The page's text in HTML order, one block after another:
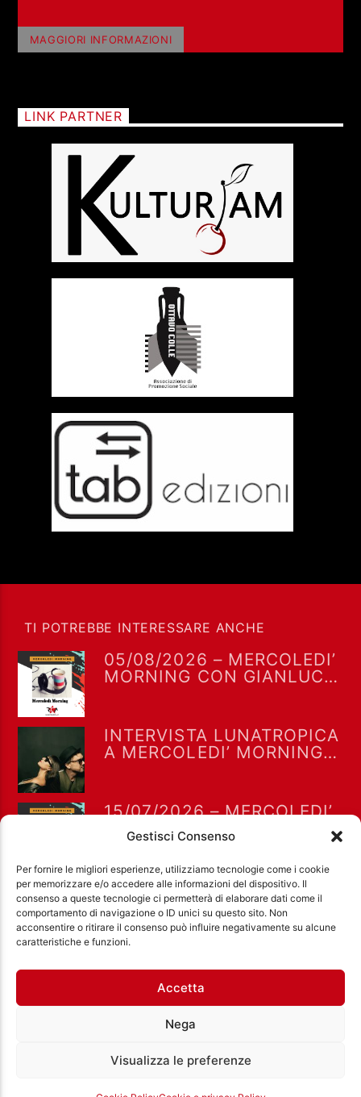
Gestisci Consenso
Per fornire le migliori esperienze, utilizziamo tecnologie come i cookie
per memorizzare e/o accedere alle informazioni del dispositivo. Il
consenso a queste tecnologie ci permetterà di elaborare dati come il
comportamento di navigazione o ID unici su questo sito. Non
acconsentire o ritirare il consenso può influire negativamente su alcune
caratteristiche e funzioni.
Accetta
Nega
Visualizza le preferenze
MAGGIORI INFORMAZIONI
LINK PARTNER
TI POTREBBE INTERESSARE ANCHE
05/08/2026 – MERCOLEDI’
MORNING CON GIANLUCA
INTERVISTA LUNATROPICA
A MERCOLEDI’ MORNING
15/07/2026 – MERCOLEDI’
MORNING CON GIANLUCA
POLVERARI
Ass. Cult. Dissociazione - Codice fiscale:
Città Aperta via di Casal Bruciato 31/A, Roma